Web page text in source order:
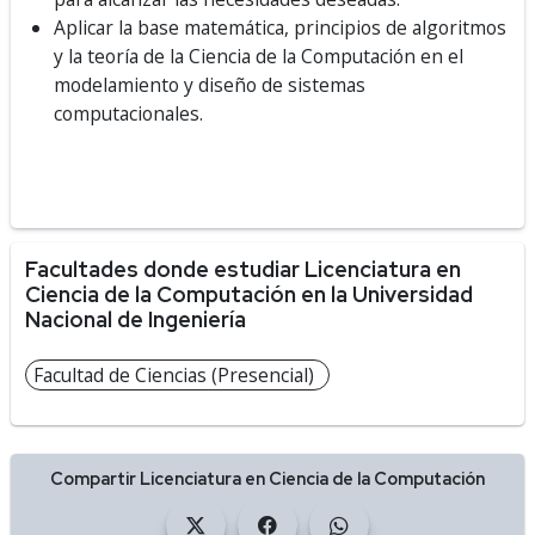
Aplicar la base matemática, principios de algoritmos
y la teoría de la Ciencia de la Computación en el
modelamiento y diseño de sistemas
computacionales.
Facultades donde estudiar Licenciatura en
Ciencia de la Computación en la Universidad
Nacional de Ingeniería
Facultad de Ciencias (Presencial)
Compartir Licenciatura en Ciencia de la Computación